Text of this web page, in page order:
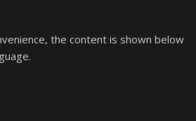
the content is shown below